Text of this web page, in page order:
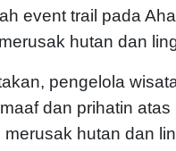
event trail pada
hutan dan
pengelola
dan prihatin atas
merusak hutan dan